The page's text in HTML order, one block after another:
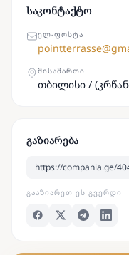
საკონტაქტო
ᲔᲚ-ᲤᲝᲡᲢᲐ
ᲛᲘᲡᲐᲛᲐᲠᲗᲘ
თბილისი /
გაზიარება
ᲒᲐᲐᲖᲘᲐᲠᲔᲗ ᲔᲡ ᲒᲕᲔᲠᲓᲘ